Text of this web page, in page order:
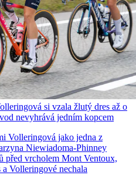
si vzala žlutý dres až o
nevyhrává jedním kopcem
Volleringová jako jedna z
Niewiadoma-Phinney
před vrcholem Mont Ventoux,
Volleringové nechala